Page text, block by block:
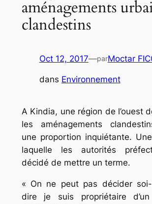
aménagements
clandestins
Oct 12, 2017—parMoctar
dans Environnement
A Kindia, une région de l’ouest
les aménagements
une proportion inquiétante.
laquelle les autorités
décidé de mettre un terme.
« On ne peut pas décider
dire je suis propriétaire